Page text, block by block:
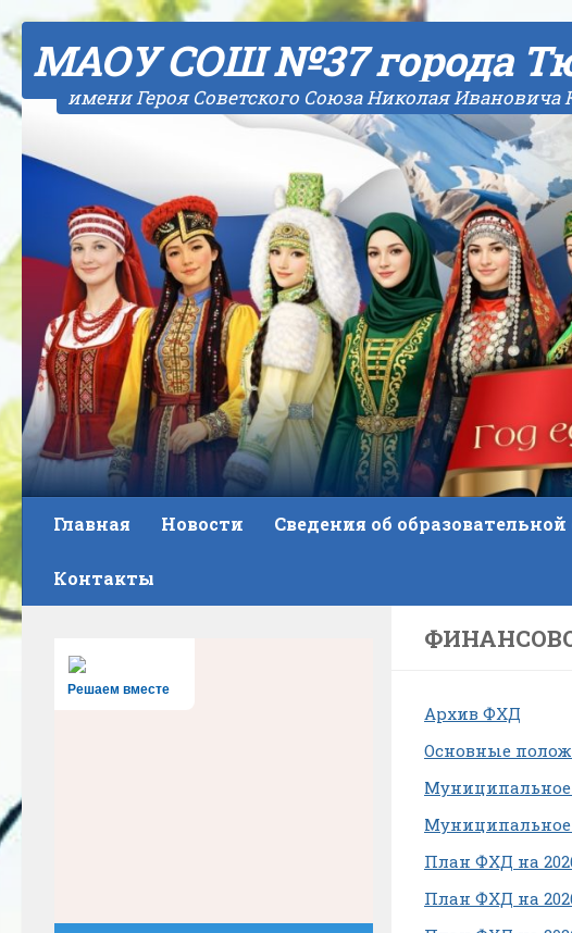
МАОУ СОШ №37 города
имени Героя Советского Союза Николая Ивановича
Главная Новости Сведения об
Контакты
Архив ФХД
Основные
Муниципальное
Муниципальное
План ФХД на 2026
План ФХД на 2026
Решаем вместе